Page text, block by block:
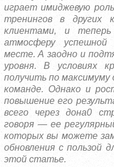
играет имиджевую
тренингов в других
клиентами, и
атмосферу
месте. А заодно и
уровня. В условиях
получить по
команде. Однако и
повышение его
всего через дона0
говоря — ее
которых вы можете
обновления с пользой
этой статье.